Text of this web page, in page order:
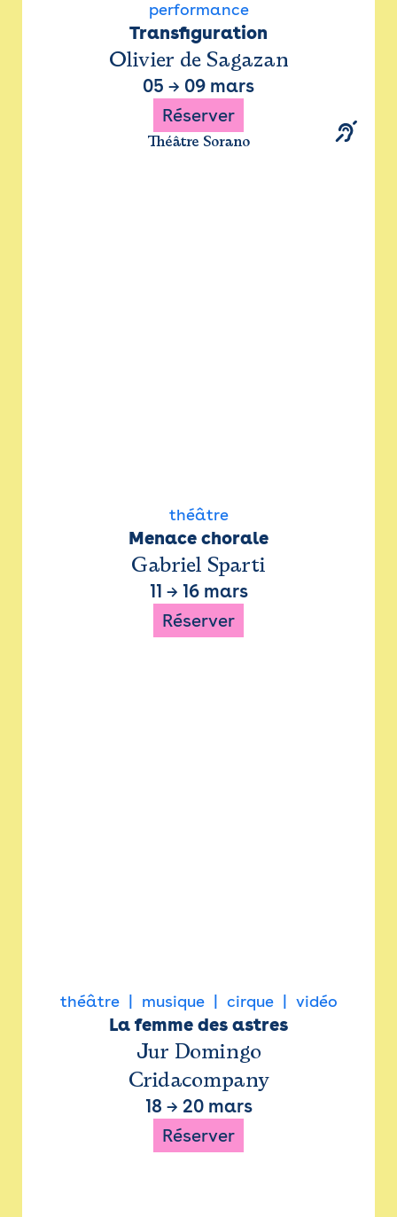
performance
Transfiguration
Olivier de Sagazan
05 → 09 mars
Réserver
Théâtre Sorano
théâtre
Menace chorale
Gabriel Sparti
11 → 16 mars
Réserver
théâtre musique cirque vidéo
La femme des astres
Jur Domingo
Cridacompany
18 → 20 mars
Réserver